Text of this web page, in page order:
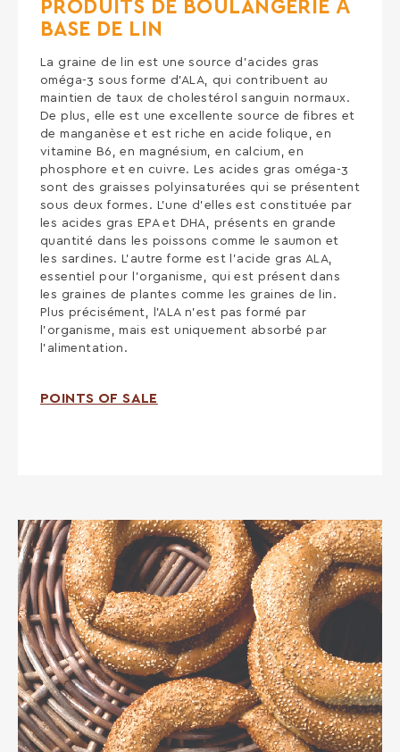
PRODUITS DE BOULANGERIE À
BASE DE LIN
La graine de lin est une source d’acides gras
oméga-3 sous forme d’ALA, qui contribuent au
maintien de taux de cholestérol sanguin normaux.
De plus, elle est une excellente source de fibres et
de manganèse et est riche en acide folique, en
vitamine B6, en magnésium, en calcium, en
phosphore et en cuivre. Les acides gras oméga-3
sont des graisses polyinsaturées qui se présentent
sous deux formes. L’une d’elles est constituée par
les acides gras EPA et DHA, présents en grande
quantité dans les poissons comme le saumon et
les sardines. L’autre forme est l’acide gras ALA,
essentiel pour l’organisme, qui est présent dans
les graines de plantes comme les graines de lin.
Plus précisément, l’ALA n’est pas formé par
l’organisme, mais est uniquement absorbé par
l’alimentation.
POINTS OF SALE